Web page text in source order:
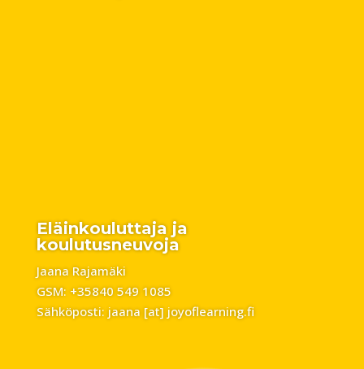
Eläinkouluttaja ja
koulutusneuvoja
Jaana Rajamäki
GSM: +35840 549 1085
Sähköposti: jaana [at] joyoflearning.fi